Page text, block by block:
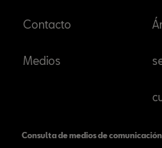
Contacto
Medios
Consulta de medios de comunicación